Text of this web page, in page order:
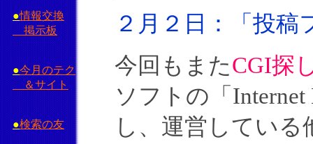
●情報交換
掲示板
●今月のテク
＆サイト
●検索の友
２月２日：「投稿
今回もまたCGI探
ソフトの「
し、運営してい